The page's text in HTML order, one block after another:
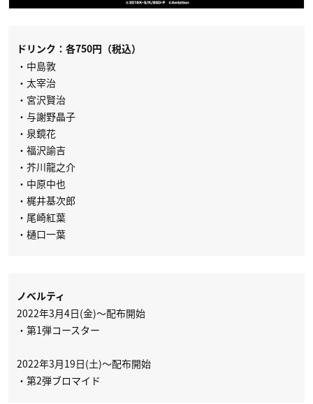
ドリンク：各750円（税込）
・中島敦
・太宰治
・宮沢賢治
・与謝野晶子
・泉鏡花
・福沢諭吉
・芥川龍之介
・中原中也
・梶井基次郎
・尾崎紅葉
・樋口一葉
ノベルティ
2022年3月4日(金)～配布開始
・第1弾コースター
2022年3月19日(土)～配布開始
・第2弾ブロマイド